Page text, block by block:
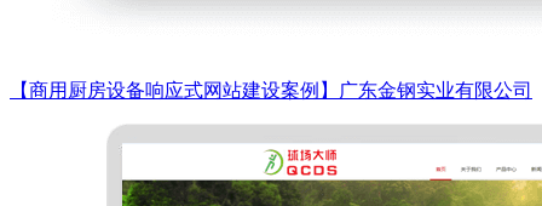
【商用厨房设备响应式网站建设案例】广东金钢实业有限公司